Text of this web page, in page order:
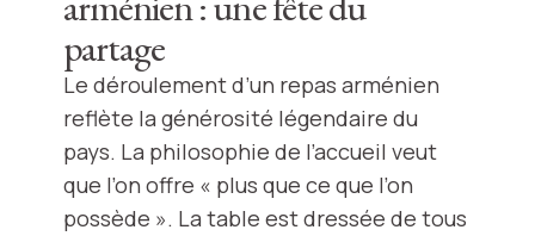
partage
Le déroulement d’un repas arménien
reflète la générosité légendaire du
pays. La philosophie de l’accueil veut
que l’on offre « plus que ce que l’on
possède ». La table est dressée de tous